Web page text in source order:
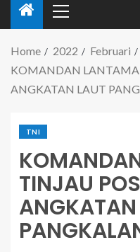
Home 2022 Februari
KOMANDAN
ANGKATAN LAUT
TNI
TINJAU